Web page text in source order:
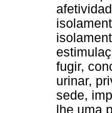
fugir,
urinar,
sede,
lhe uma